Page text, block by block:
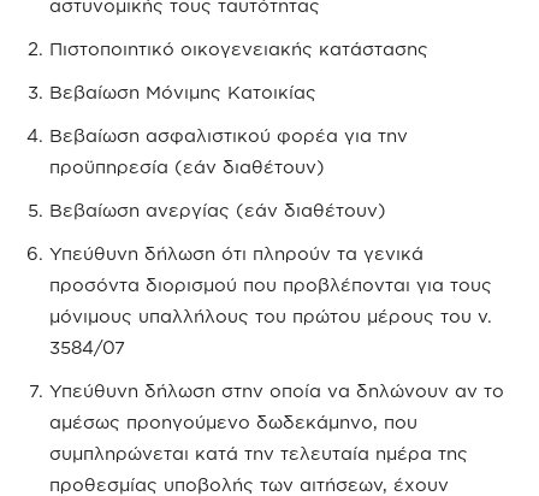
αστυνομικής τους ταυτότητας
Πιστοποιητικό οικογενειακής κατάστασης
Βεβαίωση Μόνιμης Κατοικίας
Βεβαίωση ασφαλιστικού φορέα για την
προϋπηρεσία (εάν διαθέτουν)
Βεβαίωση ανεργίας (εάν διαθέτουν)
Υπεύθυνη δήλωση ότι πληρούν τα γενικά
προσόντα διορισμού που προβλέπονται για τους
μόνιμους υπαλλήλους του πρώτου μέρους του ν.
3584/07
Υπεύθυνη δήλωση στην οποία να δηλώνουν αν το
αμέσως προηγούμενο δωδεκάμηνο, που
συμπληρώνεται κατά την τελευταία ημέρα της
προθεσμίας υποβολής των αιτήσεων, έχουν